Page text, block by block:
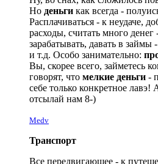
Но деньги как всегда -
Расплачиваться - к неудаче,
расходы, считать много денег
зарабатывать, давать в займы
и т.д. Особо занимательно:
Вы, скорее всего, займетесь
говорят, что мелкие деньги -
себе только конкретное лавэ!
отсылай нам 8-)
Medv
Транспорт
Все передвигающее - к